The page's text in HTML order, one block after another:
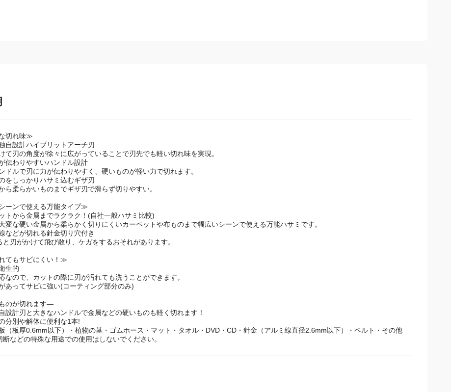
切れ味≫
自設計ハイブリットアーチ刃
て刃の角度が徐々に広がっていることで刃先でも軽い切れ味を実現。
伝わりやすいハンドル設計
ドルで刃に力が伝わりやすく、硬いものが軽い力で切れます。
をしっかりハサミ込むギザ刃
ーンで使える万能タイプ≫
トから金属までラクラク！(自社一般ハサミ比較)
変な硬い金属から柔らかく切りにくいカーペットや布ものまで幅広いシーンで使える万能ハサミです。
などが切れる針金切り穴付き
てもサビにくい！≫
生的
なので、カットの際に刃が汚れても洗うことができます。
のが切れます―
設計刃と大きなハンドルで金属などの硬いものも軽く切れます！
分別や解体に便利な1本!
（板厚0.6mm以下）・植物の茎・ゴムホース・マット・タオル・DVD・CD・針金（アルミ線直径2.6mm以下）・ベルト・その他